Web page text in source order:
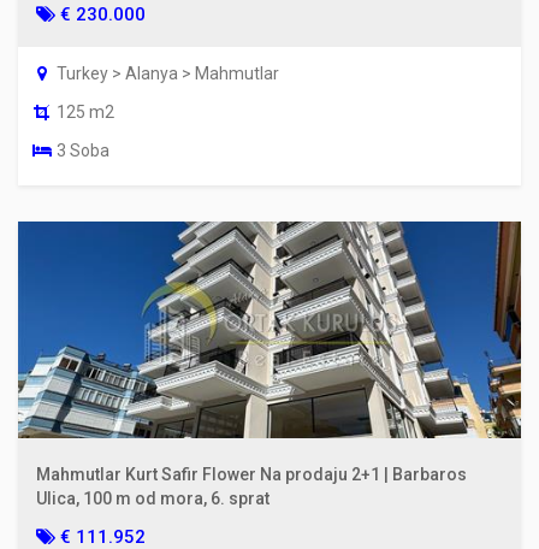
€ 230.000
Turkey > Alanya > Mahmutlar
125 m2
3 Soba
Mahmutlar Kurt Safir Flower Na prodaju 2+1 | Barbaros
Ulica, 100 m od mora, 6. sprat
€ 111.952